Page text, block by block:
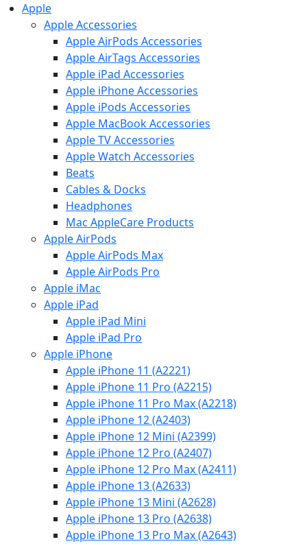
Apple
Apple Accessories
Apple AirPods Accessories
Apple AirTags Accessories
Apple iPad Accessories
Apple iPhone Accessories
Apple iPods Accessories
Apple MacBook Accessories
Apple TV Accessories
Apple Watch Accessories
Beats
Cables & Docks
Headphones
Mac AppleCare Products
Apple AirPods
Apple AirPods Max
Apple AirPods Pro
Apple iMac
Apple iPad
Apple iPad Mini
Apple iPad Pro
Apple iPhone
Apple iPhone 11 (A2221)
Apple iPhone 11 Pro (A2215)
Apple iPhone 11 Pro Max (A2218)
Apple iPhone 12 (A2403)
Apple iPhone 12 Mini (A2399)
Apple iPhone 12 Pro (A2407)
Apple iPhone 12 Pro Max (A2411)
Apple iPhone 13 (A2633)
Apple iPhone 13 Mini (A2628)
Apple iPhone 13 Pro (A2638)
Apple iPhone 13 Pro Max (A2643)